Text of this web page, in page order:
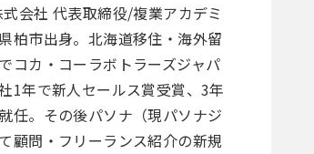
会社 代表取締役/複業アカデミ
柏市出身。北海道移住・海外留
コカ・コーラボトラーズジャパ
1年で新人セールス賞受賞、3年
任。その後パソナ（現パソナジ
顧問・フリーランス紹介の新規